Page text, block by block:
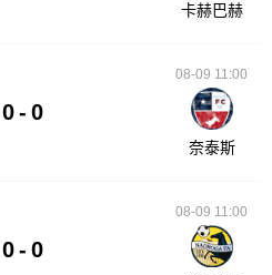
卡赫巴赫
0 - 0
08-09 11:00
奈泰斯
0 - 0
08-09 11:00